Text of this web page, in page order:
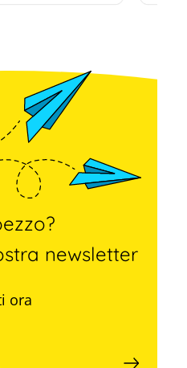
newsletter
ora